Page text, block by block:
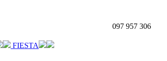
097 957 306
FIESTA